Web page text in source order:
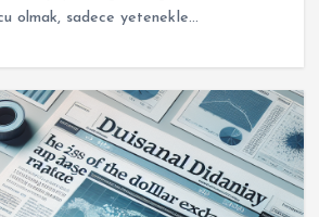
olmak, sadece yetenekle…